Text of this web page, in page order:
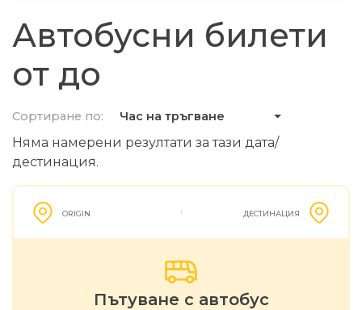
Автобусни билети
от до
Сортиране по: Час на тръгване
Няма намерени резултати за тази дата/
дестинация.
ORIGIN ДЕСТИНАЦИЯ
Пътуване с автобус